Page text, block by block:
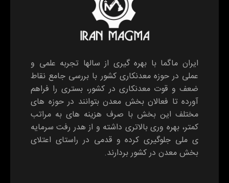
ایران ماگما با بهره گیری از سالها تجربه علمی و
عملی در حوزه معدنکاری کشور با بررسی جامع نقاط
ضعف و قوت معدنکاری در کشور، بستری را فراهم
آورده تا فعالان بخش معدن بتوانند در حوزه های
مختلف این بخش با صرف هزینه های به مراتب
کمتر، بهره وری بالاتری داشته و از هدر رفت سرمایه
ی ملی جلوگیری کرده و قدمی در راستای اعتلای
بخش معدن در کشور بردارند.